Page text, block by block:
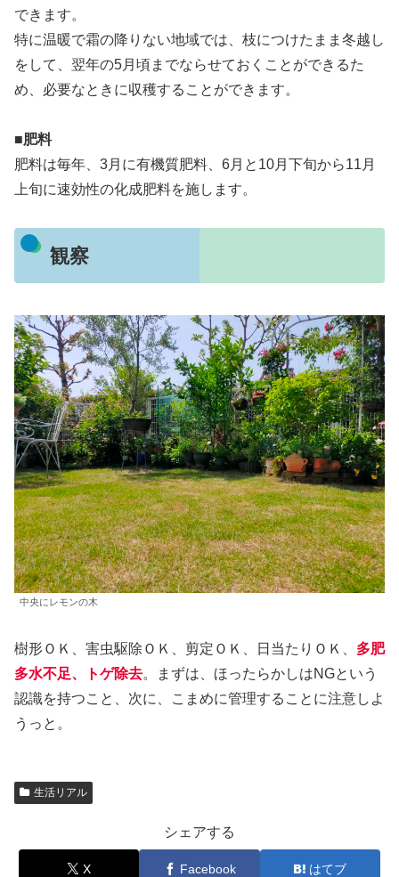
できます。
特に温暖で霜の降りない地域では、枝につけたまま冬越し
をして、翌年の5月頃までならせておくことができるた
め、必要なときに収穫することができます。
■肥料
肥料は毎年、3月に有機質肥料、6月と10月下旬から11月
上旬に速効性の化成肥料を施します。
観察
中央にレモンの木
樹形ＯＫ、害虫駆除ＯＫ、剪定ＯＫ、日当たりＯＫ、 多肥
多水不足、トゲ除去。まずは、ほったらかしはNGという
認識を持つこと、次に、こまめに管理することに注意しよ
うっと。
生活リアル
シェアする
X Facebook はてブ